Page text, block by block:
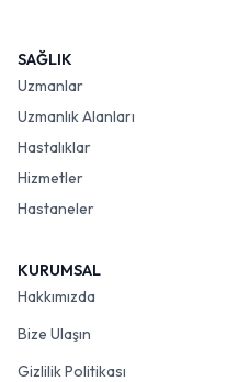
SAĞLIK
Uzmanlar
Uzmanlık Alanları
Hastalıklar
Hizmetler
Hastaneler
KURUMSAL
Hakkımızda
Bize Ulaşın
Gizlilik Politikası